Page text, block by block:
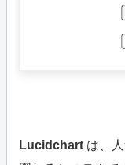
Lucidchart は、